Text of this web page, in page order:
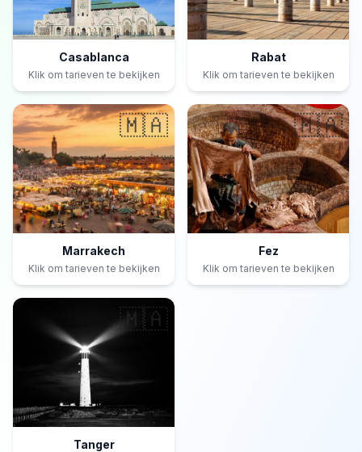
Casablanca
Klik om tarieven te bekijken
Rabat
Klik om tarieven te bekijken
🇲🇦
Marrakech
Klik om tarieven te bekijken
🇲🇦
Fez
Klik om tarieven te bekijken
🇲🇦
Tanger